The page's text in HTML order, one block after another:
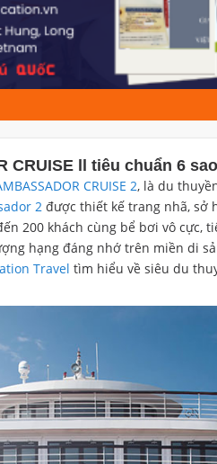
CRUISE ll tiêu chuẩn 6
CRUISE 2, là du
2 được thiết kế trang nhã, sở
200 khách cùng bể bơi vô cực,
hạng đáng nhớ trên miền di
Travel tìm hiểu về siêu du